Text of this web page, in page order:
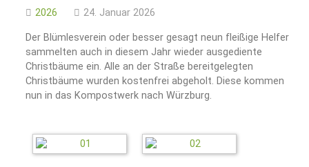
2026 24. Januar 2026
Der Blümlesverein oder besser gesagt neun fleißige Helfer
sammelten auch in diesem Jahr wieder ausgediente
Christbäume ein. Alle an der Straße bereitgelegten
Christbäume wurden kostenfrei abgeholt. Diese kommen
nun in das Kompostwerk nach Würzburg.